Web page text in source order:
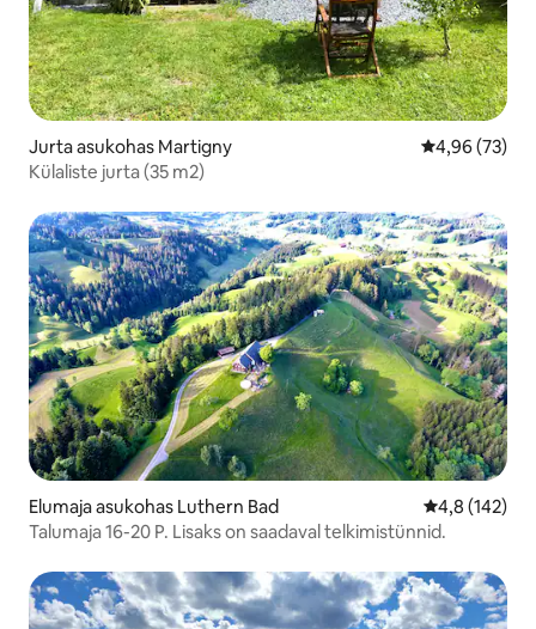
Jurta asukohas Martigny Keskmine
4,96 (73)
Külaliste jurta (35 m2)
Elumaja asukohas Luthern Bad Keskmine
4,8 (142)
Talumaja 16-20 P. Lisaks on saadaval telkimistünnid.